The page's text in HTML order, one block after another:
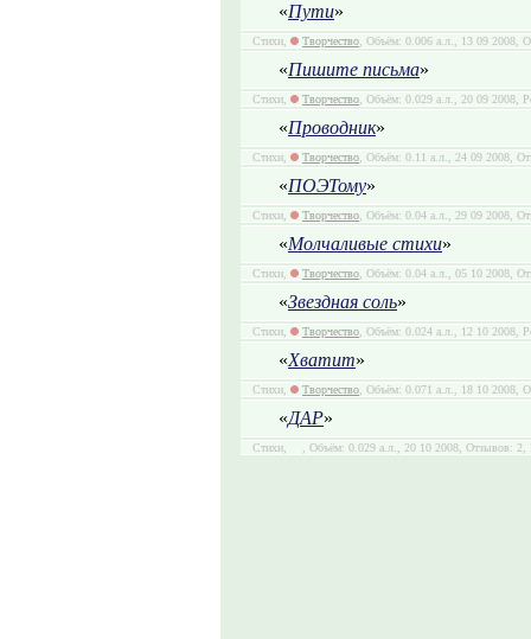
«Пути»
Стихи, Творчество, Объём: 0.006 а.л., 13 09 2008,
«Пишите письма»
Стихи, Творчество, Объём: 0.029 а.л., 20 09 2008,
«Проводник»
Стихи, Творчество, Объём: 0.11 а.л., 24 09 2008,
«ПОЭТому»
Стихи, Творчество, Объём: 0.04 а.л., 29 09 2008,
«Молчаливые стихи»
Стихи, Творчество, Объём: 0.04 а.л., 05 10 2008,
«Звездная соль»
Стихи, Творчество, Объём: 0.024 а.л., 12 10 2008,
«Хватит»
Стихи, Творчество, Объём: 0.071 а.л., 18 10 2008,
«ДАР»
Стихи, , Объём: 0.029 а.л., 20 10 2008, Отзывов: 2,